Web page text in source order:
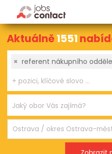
Aktuálně1551
× referent nákupního